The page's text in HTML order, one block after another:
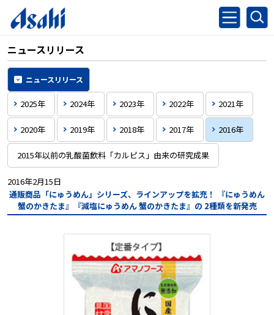
ニュースリリース
ニュースリリース
2025年 2024年 2023年 2022年 2021年
2020年 2019年 2018年 2017年 2016年
2015年以前の乳酸菌飲料「カルピス」由来の研究成果
2016年2月15日
通販商品「にゅうめん」シリーズ、ラインアップを拡充！
『にゅうめん
蟹のかきたま』『減塩にゅうめん 蟹のかきたま』の 2種類を新発売